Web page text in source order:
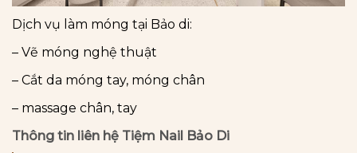
Dịch vụ làm móng tại Bảo di:
– Vẽ móng nghệ thuật
– Cắt da móng tay, móng chân
– massage chân, tay
Thông tin liên hệ Tiệm Nail Bảo Di